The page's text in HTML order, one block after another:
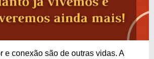
e conexão são de outras vidas. A